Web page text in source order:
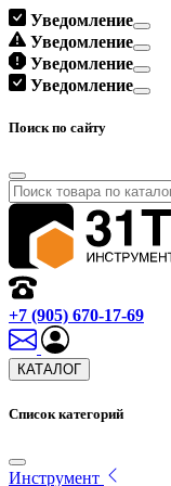
Уведомление
Уведомление
Уведомление
Уведомление
Поиск по сайту
+7 (905) 670-17-69
КАТАЛОГ
Список категорий
Инструмент